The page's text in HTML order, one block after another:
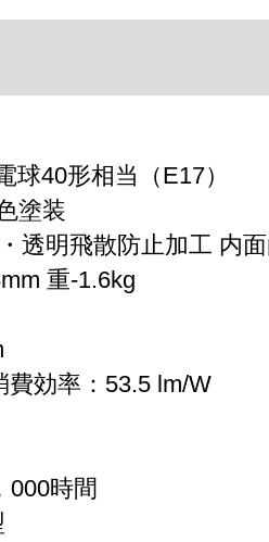
球40形相当（E17）
塗装
透明飛散防止加工 内
重-1.6kg
効率：53.5 lm/W
000時間